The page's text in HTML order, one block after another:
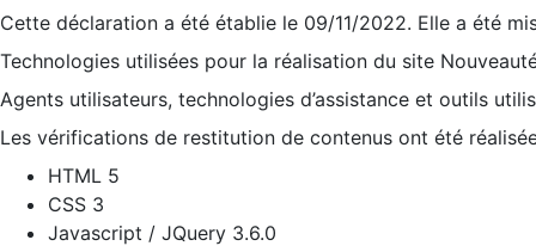
Cette déclaration a été établie le 09/11/2022. Elle a été
Technologies utilisées pour la réalisation du site
Agents utilisateurs, technologies d’assistance et outils
Les vérifications de restitution de contenus ont été
HTML 5
CSS 3
Javascript / JQuery 3.6.0